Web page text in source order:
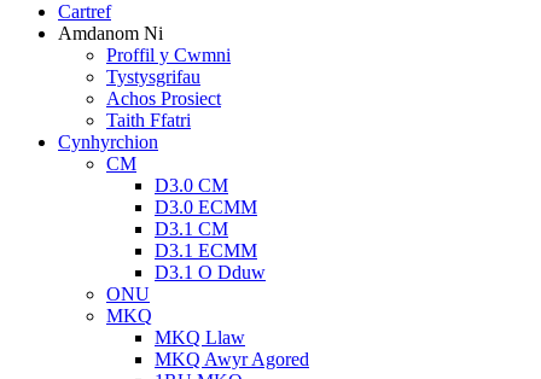
Cartref
Amdanom Ni
Proffil y Cwmni
Tystysgrifau
Achos Prosiect
Taith Ffatri
Cynhyrchion
CM
D3.0 CM
D3.0 ECMM
D3.1 CM
D3.1 ECMM
D3.1 O Dduw
ONU
MKQ
MKQ Llaw
MKQ Awyr Agored